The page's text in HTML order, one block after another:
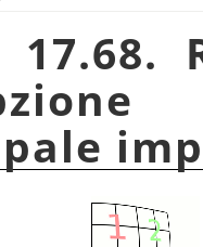
17.68.